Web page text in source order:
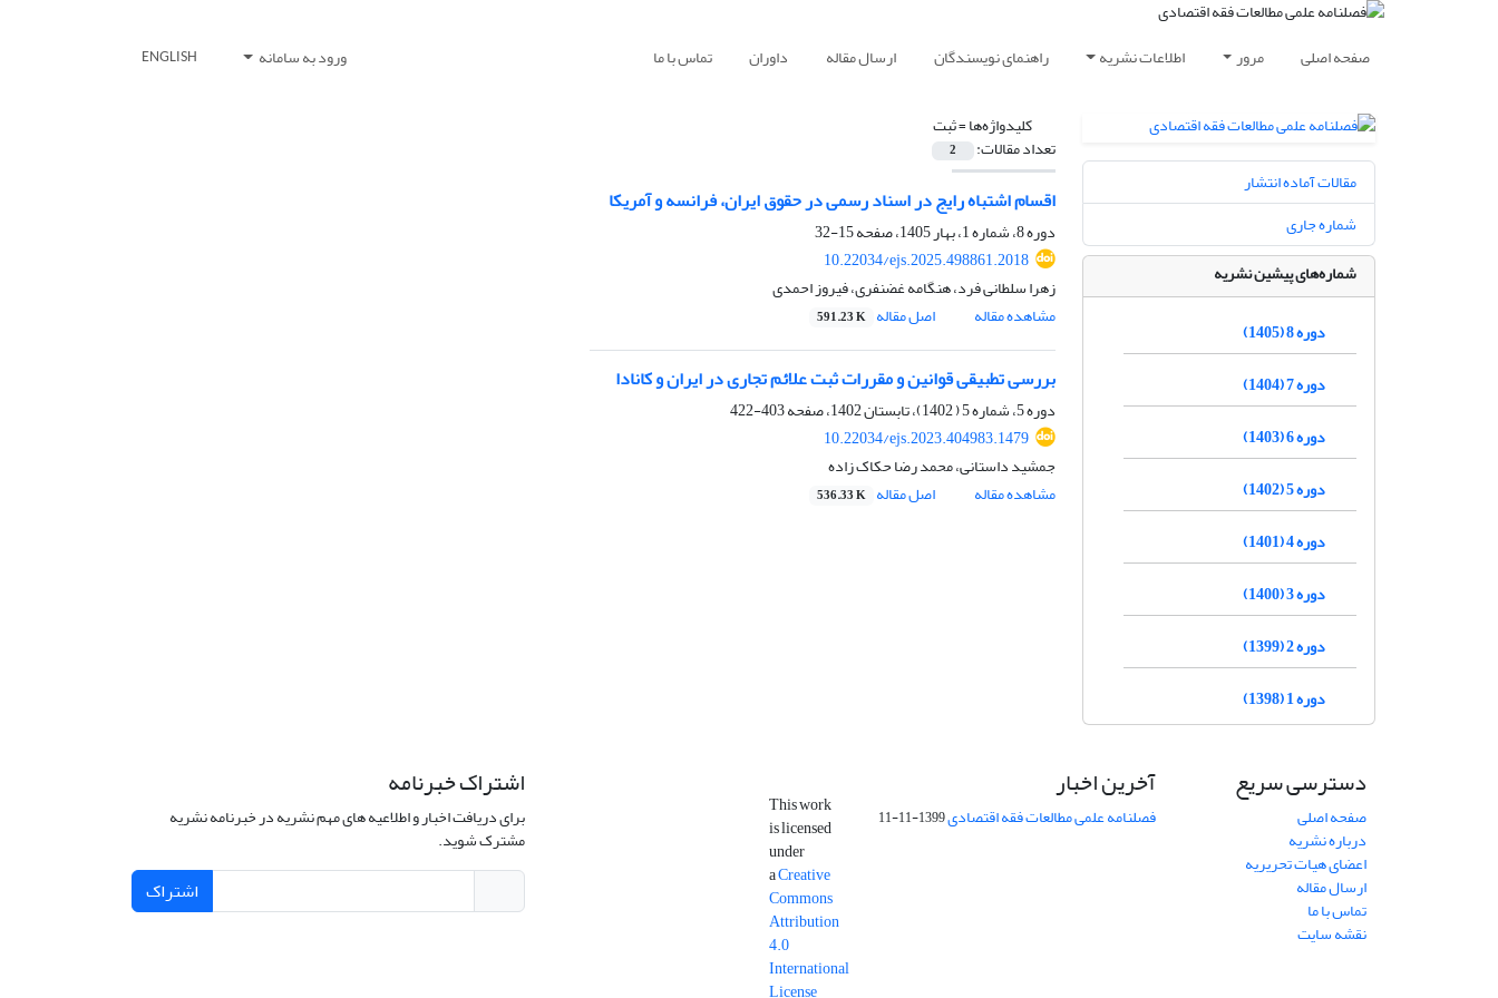
صفحه اصلی مرور اطلاعات نشریه راهنمای نویسندگان ارسال مقاله داوران تماس با ما ورود به سامانه ENGLISH
کلیدواژه‌ها =ثبت
تعداد مقالات: 2
اقسام اشتباه رایج در اسناد رسمی در حقوق ایران، فرانسه و آمریکا
دوره 8، شماره 1، بهار 1405، صفحه
15-32
10.22034/ejs.2025.498861.2018
زهرا سلطانی فرد، هنگامه غضنفری، فیروز احمدی
مشاهده مقاله
اصل مقاله 591.23 K
بررسی تطبیقی قوانین و مقررات ثبت علائم تجاری در ایران و کانادا
دوره 5، شماره 5 ( 1402)، تابستان 1402، صفحه
403-422
10.22034/ejs.2023.404983.1479
جمشید داستانی، محمد رضا حکاک زاده
مشاهده مقاله
اصل مقاله 536.33 K
مقالات آماده انتشار
شماره جاری
شماره‌های پیشین نشریه
دوره 8 (1405)
دوره 7 (1404)
دوره 6 (1403)
دوره 5 (1402)
دوره 4 (1401)
دوره 3 (1400)
دوره 2 (1399)
دوره 1 (1398)
دسترسی سریع
صفحه اصلی
درباره نشریه
اعضای هیات تحریریه
ارسال مقاله
تماس با ما
نقشه سایت
آخرین اخبار
فصلنامه علمی مطالعات فقه اقتصادی1399-11-11
This work
is licensed
under
aCreative
Commons
Attribution
4.0
International
License
اشتراک خبرنامه
برای دریافت اخبار و اطلاعیه های مهم نشریه در خبرنامه نشریه
مشترک شوید.
اشتراک